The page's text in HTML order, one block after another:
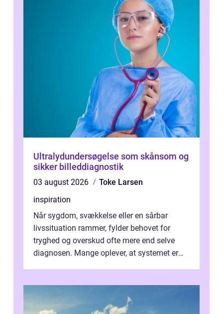
Ultralydundersøgelse som skånsom og
sikker billeddiagnostik
03 august 2026
Toke Larsen
inspiration
Når sygdom, svækkelse eller en sårbar
livssituation rammer, fylder behovet for
tryghed og overskud ofte mere end selve
diagnosen. Mange oplever, at systemet er